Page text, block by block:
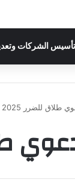
تأسيس الشركات
طلاق للضرر 2025